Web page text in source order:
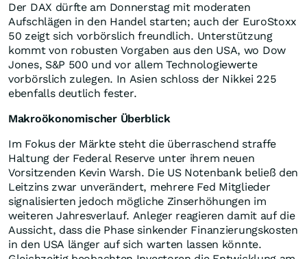
Der DAX dürfte am Donnerstag mit moderaten
Aufschlägen in den Handel starten; auch der EuroStoxx
50 zeigt sich vorbörslich freundlich. Unterstützung
kommt von robusten Vorgaben aus den USA, wo Dow
Jones, S&P 500 und vor allem Technologiewerte
vorbörslich zulegen. In Asien schloss der Nikkei 225
ebenfalls deutlich fester.
Makroökonomischer Überblick
Im Fokus der Märkte steht die überraschend straffe
Haltung der Federal Reserve unter ihrem neuen
Vorsitzenden Kevin Warsh. Die US Notenbank beließ den
Leitzins zwar unverändert, mehrere Fed Mitglieder
signalisierten jedoch mögliche Zinserhöhungen im
weiteren Jahresverlauf. Anleger reagieren damit auf die
Aussicht, dass die Phase sinkender Finanzierungskosten
in den USA länger auf sich warten lassen könnte.